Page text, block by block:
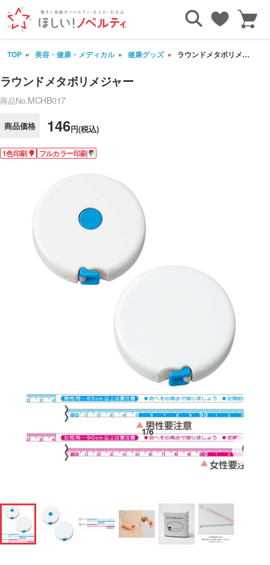
TOP 美容・健康・メディカル 健康グッズ ラウンドメタボリメジャー
ラウンドメタボリメジャー
商品No.MCHB017
商品価格 146円(税込)
1色印刷 フルカラー印刷
1/6